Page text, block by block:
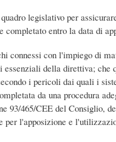
legislativo per
completato entro la data di
connessi con l'impiego di
della direttiva; che
i pericoli dai quali i
da una procedura
93/465/CEE del Consiglio,
per l'apposizione e